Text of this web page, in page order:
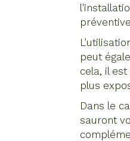
peut
cela, il
plus
Dans le
sauront